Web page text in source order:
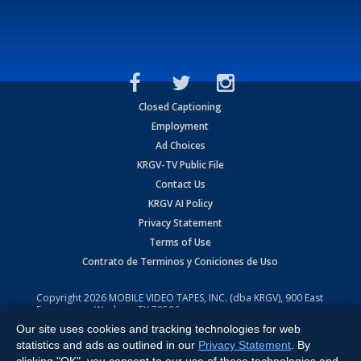
Closed Captioning
Employment
Ad Choices
KRGV-TV Public File
Contact Us
KRGV AI Policy
Privacy Statement
Terms of Use
Contrato de Terminos y Coniciones de Uso
Copyright2026 MOBILE VIDEO TAPES, INC. (dba KRGV), 900 East
Expressway, Weslaco, TX 78596.
All Rights Reserved. Powered by:Ruby Shore Software
Our site uses cookies and tracking technologies for web
statistics and ads as outlined in our Privacy Statement . By